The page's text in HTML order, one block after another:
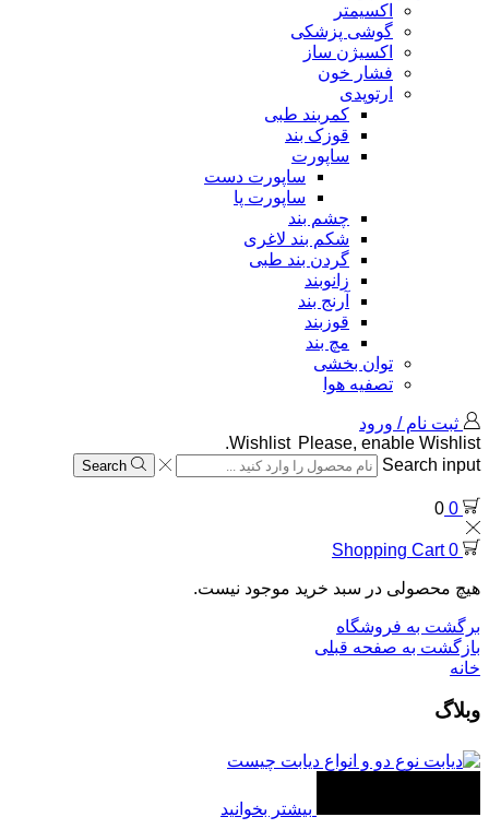
اکسیمتر
گوشی پزشکی
اکسیژن ساز
فشار خون
ارتوپدی
کمربند طبی
قوزک بند
ساپورت
ساپورت دست
ساپورت پا
چشم بند
شکم بند لاغری
گردن بند طبی
زانوبند
آرنج بند
قوزبند
مچ بند
توان بخشی
تصفیه هوا
ثبت نام / ورود
Wishlist Please, enable Wishlist.
Search input
Search
0
0
0
Shopping Cart
هیچ محصولی در سبد خرید موجود نیست.
برگشت به فروشگاه
بازگشت به صفحه قبلی
خانه
وبلاگ
بیشتر بخوانید